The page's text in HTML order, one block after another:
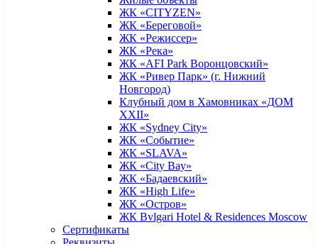
ЖК «CITYZEN»
ЖК «Береговой»
ЖК «Режиссер»
ЖК «Река»
ЖК «AFI Park Воронцовский»
ЖК «Ривер Парк» (г. Нижний
Новгород)
Клубный дом в Хамовниках «ДОМ
XXII»
ЖК «Sydney City»
ЖК «Событие»
ЖК «SLAVA»
ЖК «City Bay»
ЖК «Бадаевский»
ЖК «High Life»
ЖК «Остров»
ЖК Bvlgari Hotel & Residences Moscow
Сертификаты